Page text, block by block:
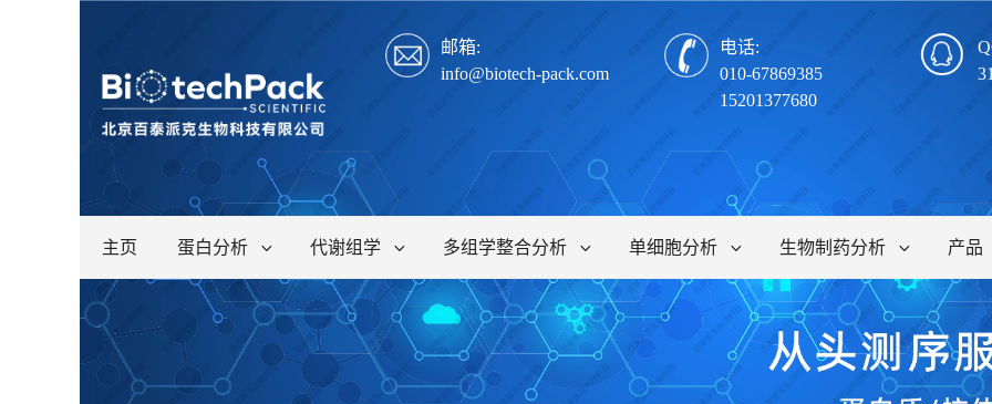
邮箱:
info@biotech-pack.com
电话:
010-67869385
15201377680
主页 蛋白分析 代谢组学 多组学整合分析 单细胞分析 生物制药分析 产品